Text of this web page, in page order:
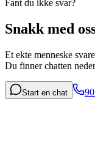
Fant du ikke svar?
Snakk med
Et ekte menneske
Du finner chatten
Start en chat